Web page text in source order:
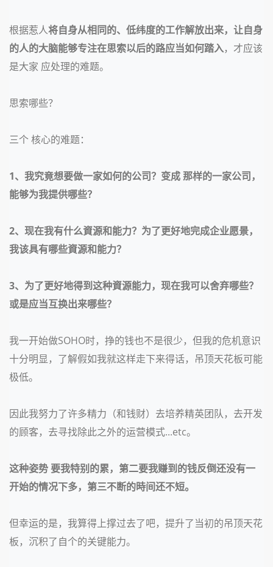
根据惹人将自身从相同的、低纬度的工作解放出来，让自身
的人的大脑能够专注在思索以后的路应当如何踏入，才应该
是大家 应处理的难题。
思索哪些？
三个 核心的难题：
1、我究竟想要做一家如何的公司？变成 那样的一家公司，
能够为我提供哪些？
2、现在我有什么資源和能力？为了更好地完成企业愿景，
我该具有哪些資源和能力？
3、为了更好地得到这种資源能力，现在我可以舍弃哪些？
或是应当互换出来哪些？
我一开始做SOHO时，挣的钱也不是很少，但我的危机意识
十分明显，了解假如我就这样走下来得话，吊顶天花板可能
极低。
因此我努力了许多精力（和钱财）去培养精英团队，去开发
的顾客，去寻找除此之外的运营模式...etc。
这种姿势 要我特别的累，第二要我赚到的钱反倒还没有一
开始的情况下多，第三不断的時间还不短。
但幸运的是，我算得上撑过去了吧，提升了当初的吊顶天花
板，沉积了自个的关键能力。